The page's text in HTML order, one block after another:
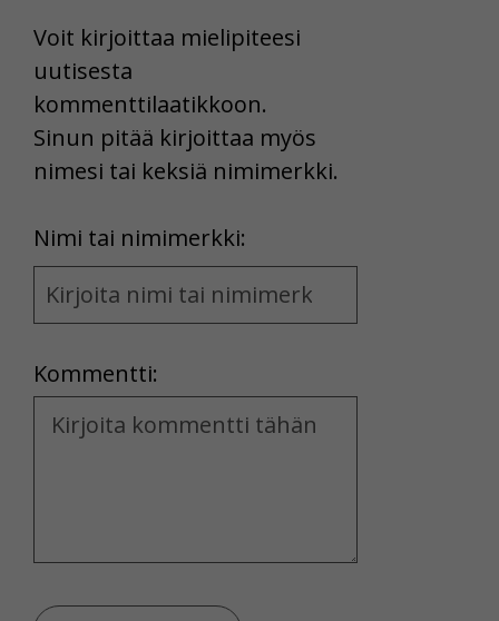
Voit kirjoittaa mielipiteesi
uutisesta
kommenttilaatikkoon.
Sinun pitää kirjoittaa myös
nimesi tai keksiä nimimerkki.
Nimi tai nimimerkki:
Name
and
Kommentti:
Kommentti